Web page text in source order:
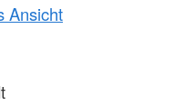
Ansicht